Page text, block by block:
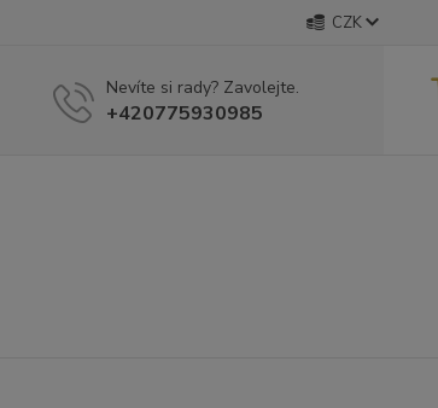
CZK
Nevíte si rady? Zavolejte.
+420775930985